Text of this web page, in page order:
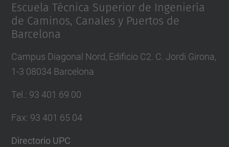
Escuela Técnica Superior de Ingeniería
de Caminos, Canales y Puertos de
Barcelona
Campus Diagonal Nord, Edificio C2. C. Jordi Girona,
1-3 08034 Barcelona
Tel. : 93 401 69 00
Fax: 93 401 65 04
Directorio UPC